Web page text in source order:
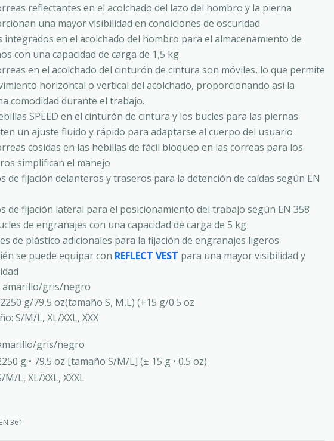
reflectantes en el acolchado del lazo del hombro y la pierna
una mayor visibilidad en condiciones de oscuridad
integrados en el acolchado del hombro para el almacenamiento de
con una capacidad de carga de 1,5 kg
en el acolchado del cinturón de cintura son móviles, lo que permite
horizontal o vertical del acolchado, proporcionando así la
comodidad durante el trabajo.
SPEED en el cinturón de cintura y los bucles para las piernas
un ajuste fluido y rápido para adaptarse al cuerpo del usuario
cosidas en las hebillas de fácil bloqueo en las correas para los
simplifican el manejo
de fijación delanteros y traseros para la detención de caídas según EN
de fijación lateral para el posicionamiento del trabajo según EN 358
de engranajes con una capacidad de carga de 5 kg
de plástico adicionales para la fijación de engranajes ligeros
se puede equipar con REFLECT VEST para una mayor visibilidad y
amarillo/gris/negro
g/79,5 oz(tamaño S, M,L) (+15 g/0.5 oz
S/M/L, XL/XXL, XXX
gris/negro
g • 79.5 oz [tamaño S/M/L] (± 15 g • 0.5 oz)
M/L, XL/XXL, XXXL
EN 361